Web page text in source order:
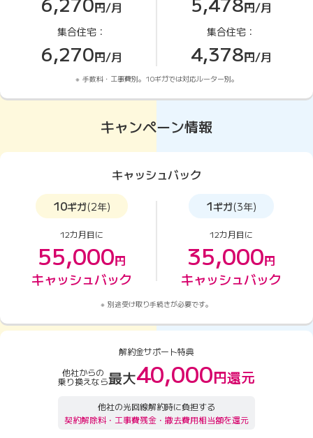
円/月
集合住宅：
6,270円/月
円/月
集合住宅：
4,378円/月
手数料・工事費別。10ギガでは対応ルーター別。
キャンペーン情報
キャッシュバック
10ギガ(2年)
12カ月目に
55,000円
キャッシュバック
1ギガ(3年)
12カ月目に
35,000円
キャッシュバック
別途受け取り手続きが必要です。
解約金サポート特典
他社からの
乗り換えなら最大40,000円還元
他社の光回線解約時に負担する
契約解除料・工事費残金・撤去費用相当額を還元